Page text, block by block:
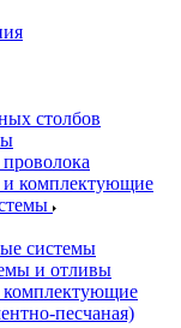
столбов
и комплектующие
системы
и отливы
комплектующие
песчаная)